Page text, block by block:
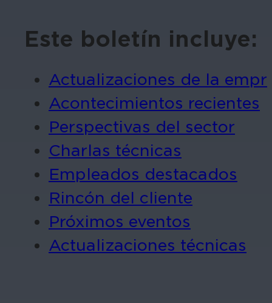
Este boletín incluye:
Actualizaciones de la
Acontecimientos recientes
Perspectivas del sector
Charlas técnicas
Empleados destacados
Rincón del cliente
Próximos eventos
Actualizaciones técnicas